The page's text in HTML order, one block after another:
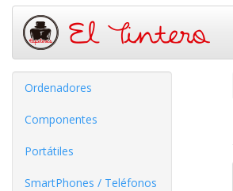
Ordenadores
Componentes
Portátiles
SmartPhones / Teléfonos